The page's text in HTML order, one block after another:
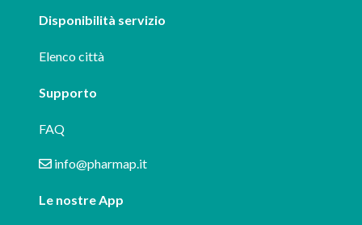
Disponibilità servizio
Elenco città
Supporto
FAQ
info@pharmap.it
Le nostre App